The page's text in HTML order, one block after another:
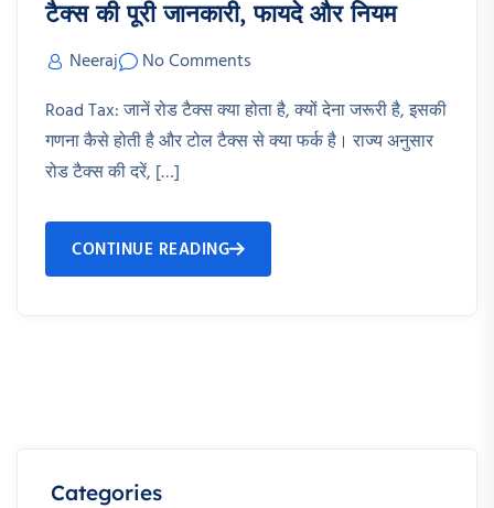
टैक्स की पूरी जानकारी, फायदे और नियम
Neeraj
No Comments
Road Tax: जानें रोड टैक्स क्या होता है, क्यों देना जरूरी है, इसकी
गणना कैसे होती है और टोल टैक्स से क्या फर्क है। राज्य अनुसार
रोड टैक्स की दरें, […]
CONTINUE READING
Categories